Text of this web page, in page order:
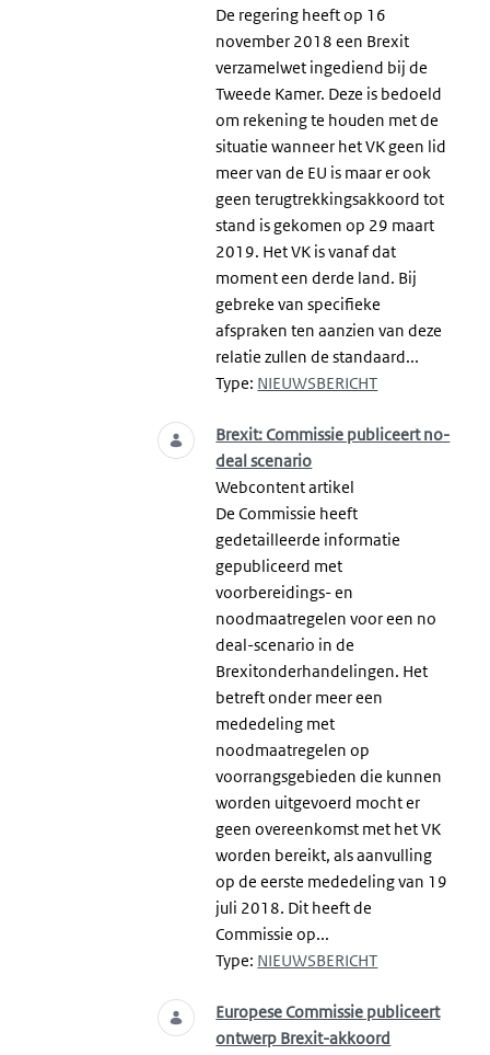
De regering heeft op 16
november 2018 een Brexit
verzamelwet ingediend bij de
Tweede Kamer. Deze is bedoeld
om rekening te houden met de
situatie wanneer het VK geen lid
meer van de EU is maar er ook
geen terugtrekkingsakkoord tot
stand is gekomen op 29 maart
2019. Het VK is vanaf dat
moment een derde land. Bij
gebreke van specifieke
afspraken ten aanzien van deze
relatie zullen de standaard...
Type: NIEUWSBERICHT
Brexit: Commissie publiceert no-
deal scenario
Webcontent artikel
De Commissie heeft
gedetailleerde informatie
gepubliceerd met
voorbereidings- en
noodmaatregelen voor een no
deal-scenario in de
Brexitonderhandelingen. Het
betreft onder meer een
mededeling met
noodmaatregelen op
voorrangsgebieden die kunnen
worden uitgevoerd mocht er
geen overeenkomst met het VK
worden bereikt, als aanvulling
op de eerste mededeling van 19
juli 2018. Dit heeft de
Commissie op...
Type: NIEUWSBERICHT
Europese Commissie publiceert
ontwerp Brexit-akkoord